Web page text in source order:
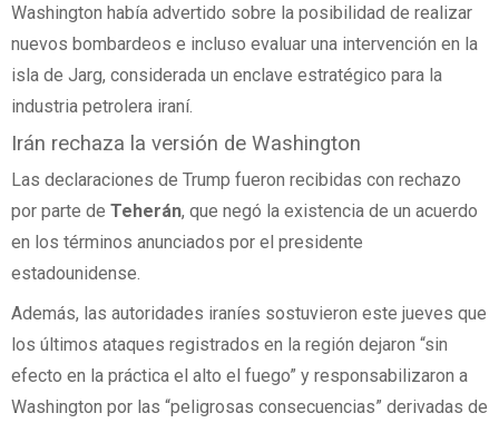
Washington había advertido sobre la posibilidad de realizar
nuevos bombardeos e incluso evaluar una intervención en la
isla de Jarg, considerada un enclave estratégico para la
industria petrolera iraní.
Irán rechaza la versión de Washington
Las declaraciones de Trump fueron recibidas con rechazo
por parte de Teherán, que negó la existencia de un acuerdo
en los términos anunciados por el presidente
estadounidense.
Además, las autoridades iraníes sostuvieron este jueves que
los últimos ataques registrados en la región dejaron “sin
efecto en la práctica el alto el fuego” y responsabilizaron a
Washington por las “peligrosas consecuencias” derivadas de